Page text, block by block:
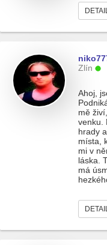
Zlín
Ahoj,
mě
venku.
hrady
místa,
mi v
láska.
má